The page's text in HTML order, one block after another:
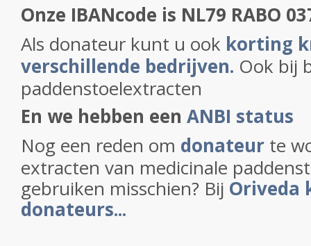
Onze IBANcode is NL79 RABO
Als donateur kunt u ook korting
verschillende bedrijven. Ook bij
paddenstoelextracten
En we hebben een ANBI status
Nog een reden om donateur te
extracten van medicinale
gebruiken misschien? Bij Oriveda
donateurs...